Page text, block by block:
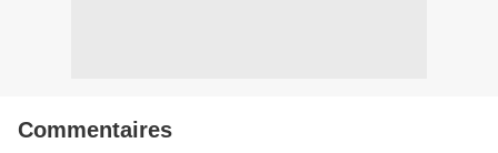
Commentaires